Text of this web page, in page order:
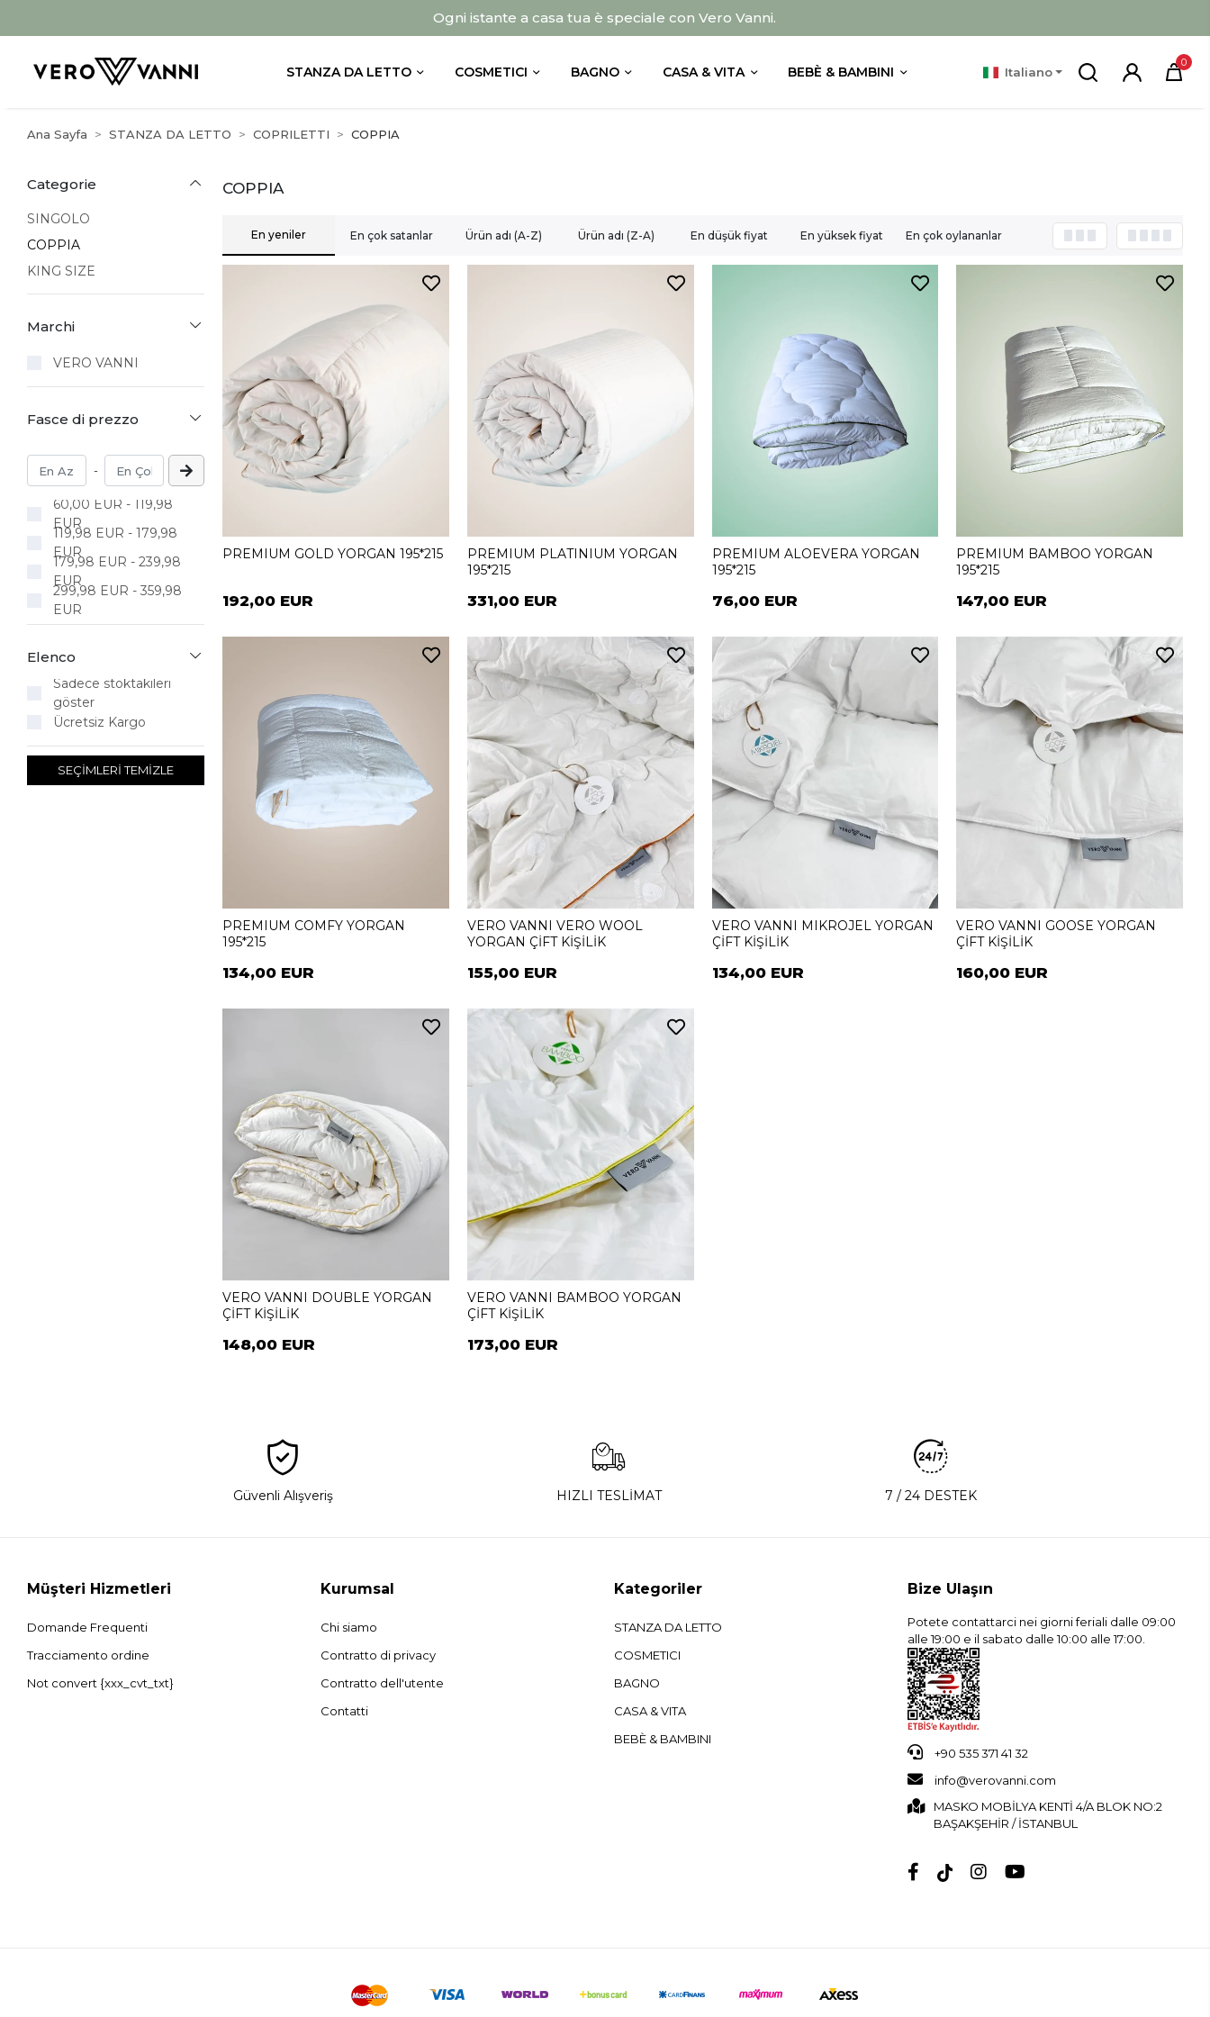
Ogni istante a casa tua è speciale con Vero Vanni.
STANZA DA LETTO COSMETICI BAGNO CASA & VITA BEBÈ & BAMBINI Italiano
0
Ana Sayfa STANZA DA LETTO COPRILETTI COPPIA
Categorie
SINGOLO
COPPIA
KING SIZE
Marchi
VERO VANNI
Fasce di prezzo
-
60,00 EUR - 119,98
EUR
119,98 EUR - 179,98
EUR
179,98 EUR - 239,98
EUR
299,98 EUR - 359,98
EUR
Elenco
Sadece stoktakileri
göster
Ücretsiz Kargo
SEÇİMLERİ TEMİZLE
COPPIA
En yeniler En çok satanlar Ürün adı (A-Z) Ürün adı (Z-A) En düşük fiyat En yüksek fiyat En çok oylananlar
PREMIUM GOLD YORGAN 195*215
192,00 EUR
PREMIUM PLATINIUM YORGAN
195*215
331,00 EUR
PREMIUM ALOEVERA YORGAN
195*215
76,00 EUR
PREMIUM BAMBOO YORGAN
195*215
147,00 EUR
PREMIUM COMFY YORGAN
195*215
134,00 EUR
VERO VANNI VERO WOOL
YORGAN ÇİFT KİŞİLİK
155,00 EUR
VERO VANNI MIKROJEL YORGAN
ÇİFT KİŞİLİK
134,00 EUR
VERO VANNI GOOSE YORGAN
ÇİFT KİŞİLİK
160,00 EUR
VERO VANNI DOUBLE YORGAN
ÇİFT KİŞİLİK
148,00 EUR
VERO VANNI BAMBOO YORGAN
ÇİFT KİŞİLİK
173,00 EUR
Güvenli Alışveriş HIZLI TESLİMAT 7 / 24 DESTEK
Müşteri Hizmetleri
Domande Frequenti
Tracciamento ordine
Not convert {xxx_cvt_txt}
Kurumsal
Chi siamo
Contratto di privacy
Contratto dell'utente
Contatti
Kategoriler
STANZA DA LETTO
COSMETICI
BAGNO
CASA & VITA
BEBÈ & BAMBINI
Bize Ulaşın
Potete contattarci nei giorni feriali dalle 09:00
alle 19:00 e il sabato dalle 10:00 alle 17:00.
+90 535 371 41 32
info@verovanni.com
MASKO MOBİLYA KENTİ 4/A BLOK NO:2
BAŞAKŞEHİR / İSTANBUL